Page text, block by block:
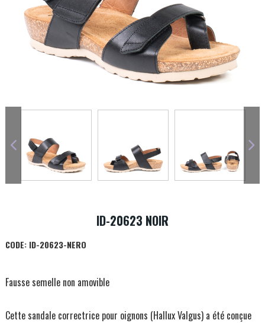
ID-20623 NOIR
CODE:ID-20623-NERO
Fausse semelle non amovible
Cette sandale correctrice pour oignons (Hallux Valgus) a été conçue